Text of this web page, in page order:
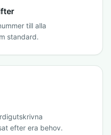
till alla
standard.
efter era behov.